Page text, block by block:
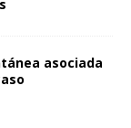
asociada